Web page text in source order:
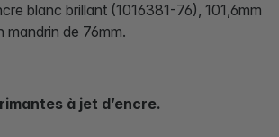
blanc brillant (1016381-76), 101,6mm
mandrin de 76mm.
à jet d’encre.